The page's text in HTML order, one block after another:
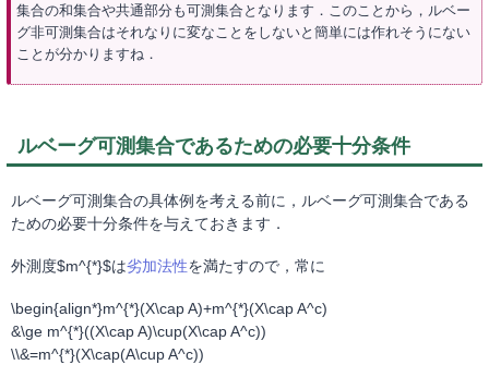
集合の和集合や共通部分も可測集合となります．このことから，ルベー
グ非可測集合はそれなりに変なことをしないと簡単には作れそうにない
ことが分かりますね．
ルベーグ可測集合であるための必要十分条件
ルベーグ可測集合の具体例を考える前に，ルベーグ可測集合である
ための必要十分条件を与えておきます．
外測度$m^{*}$は劣加法性を満たすので，常に
\begin{align*}m^{*}(X\cap A)+m^{*}(X\cap A^c)
&\ge m^{*}((X\cap A)\cup(X\cap A^c))
\\&=m^{*}(X\cap(A\cup A^c))